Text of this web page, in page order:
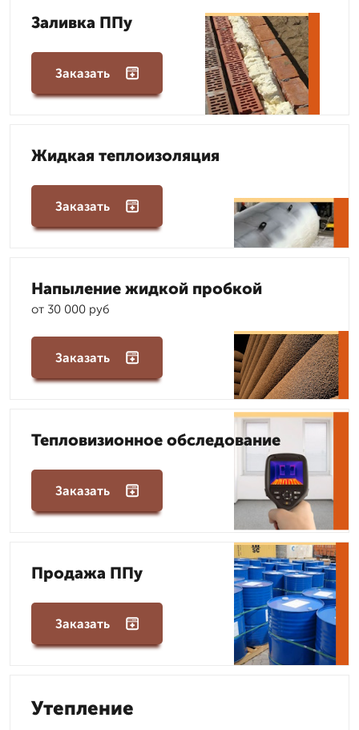
Заливка ППу
Заказать
Жидкая теплоизоляция
Заказать
Напыление жидкой пробкой
от 30 000 руб
Заказать
Тепловизионное обследование
Заказать
Продажа ППу
Заказать
Утепление